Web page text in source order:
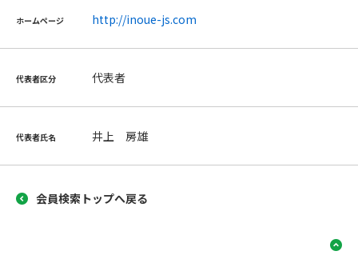
ホームページ http://inoue-js.com
代表者区分 代表者
代表者氏名 井上 房雄
会員検索トップへ戻る